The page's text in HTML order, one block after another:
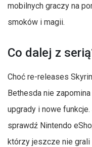
mobilnych graczy na
smoków i magii.
Co dalej z
Choć re-releases
Bethesda nie
upgrady i nowe
sprawdź Nintendo
którzy jeszcze nie grali